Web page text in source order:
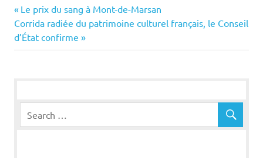
Navigation
de
Previous
Post:
Le prix du sang à Mont-de-Marsan
Next
Post:
Corrida radiée du patrimoine culturel français, le Conseil
d’État confirme